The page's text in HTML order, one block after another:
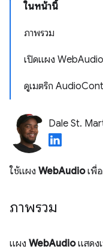
ในหน้านี้
ภาพรวม
เปิดแผง WebAudio
ดูเมตริก
Dale St.
ใช้แผง WebAudioเพื่อ
ภาพรวม
แผง WebAudioแสดง